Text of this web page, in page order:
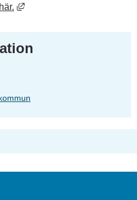
Länk till annan webbplats,
till annan webbplats.